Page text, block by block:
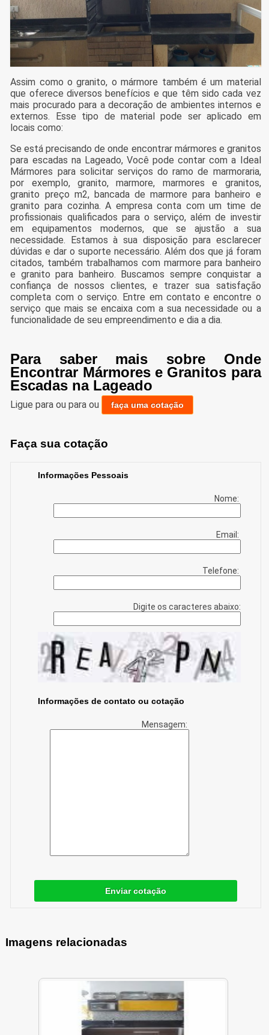
Assim como o granito, o mármore também é um material
que oferece diversos benefícios e que têm sido cada vez
mais procurado para a decoração de ambientes internos e
externos. Esse tipo de material pode ser aplicado em
locais como:
Se está precisando de onde encontrar mármores e granitos
para escadas na Lageado, Você pode contar com a Ideal
Mármores para solicitar serviços do ramo de marmoraria,
por exemplo, granito, marmore, marmores e granitos,
granito preço m2, bancada de marmore para banheiro e
granito para cozinha. A empresa conta com um time de
profissionais qualificados para o serviço, além de investir
em equipamentos modernos, que se ajustão a sua
necessidade. Estamos à sua disposição para esclarecer
dúvidas e dar o suporte necessário. Além dos que já foram
citados, também trabalhamos com marmore para banheiro
e granito para banheiro. Buscamos sempre conquistar a
confiança de nossos clientes, e trazer sua satisfação
completa com o serviço. Entre em contato e encontre o
serviço que mais se encaixa com a sua necessidade ou a
funcionalidade de seu empreendimento e dia a dia.
Para saber mais sobre Onde
Encontrar Mármores e Granitos para
Escadas na Lageado
Ligue paraou paraou faça uma cotação
Faça sua cotação
Informações Pessoais
Nome:
Email:
Telefone:
Digite os caracteres abaixo:
Informações de contato ou cotação
Mensagem:
Enviar cotação
Imagens relacionadas